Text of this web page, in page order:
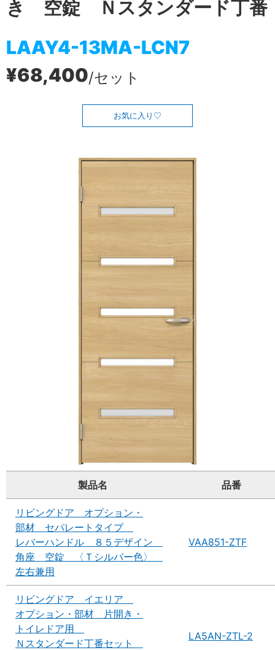
き 空錠 Ｎスタンダード丁番
LAAY4-13MA-LCN7
¥68,400/セット
お気に入り
製品名 品番
リビングドア オプション・
部材 セパレートタイプ
レバーハンドル ８５デザイン
角座 空錠 〈Ｔシルバー色〉
左右兼用
VAA851-ZTF
リビングドア イエリア
オプション・部材 片開き・
トイレドア用
Ｎスタンダード丁番セット
LA5AN-ZTL-2